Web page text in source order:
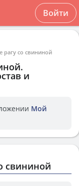
Войти
рагу со свининой
.
и
Мой
свининой